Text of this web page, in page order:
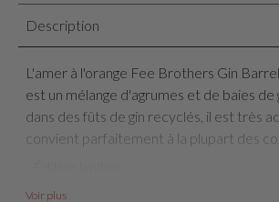
Description
L'amer à l'orange Fee Brothers Gin
est un mélange d'agrumes et de baies de
dans des fûts de gin recyclés, il est très
convient parfaitement à la plupart des
- Vieilli en fûts de chêne, qui ont
Voir plus